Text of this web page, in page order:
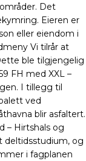
Det
Eieren er
eller eiendom i
Vi tilrår at
ble tilgjengelig
FH med XXL –
I tillegg til
ved
blir asfaltert.
– Hirtshals og
deltidsstudium, og
i fagplanen